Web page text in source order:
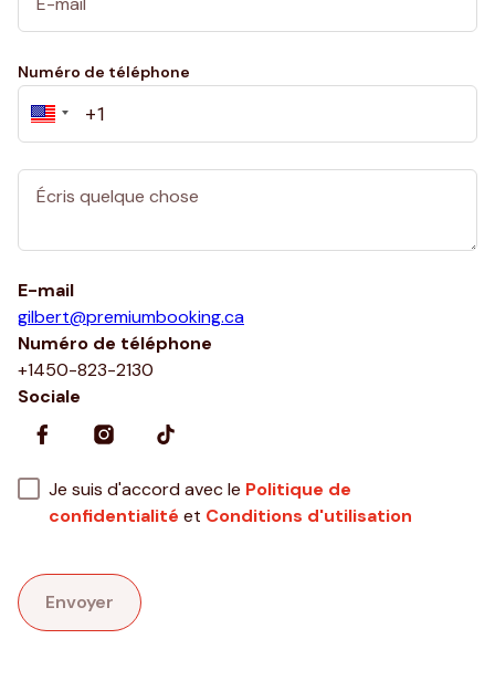
Numéro de téléphone
E-mail
gilbert@premiumbooking.ca
Numéro de téléphone
+1450-823-2130
Sociale
Je suis d'accord avec le Politique de
confidentialité et Conditions d'utilisation
Envoyer